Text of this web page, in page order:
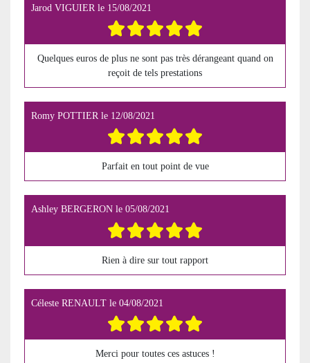
Jarod VIGUIER le 15/08/2021
Quelques euros de plus ne sont pas très dérangeant quand on
reçoit de tels prestations
Romy POTTIERle 12/08/2021
Parfait en tout point de vue
Ashley BERGERON le 05/08/2021
Rien à dire sur tout rapport
Céleste RENAULT le 04/08/2021
Merci pour toutes ces astuces !